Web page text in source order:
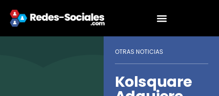
OTRAS NOTICIAS
Kolsquare